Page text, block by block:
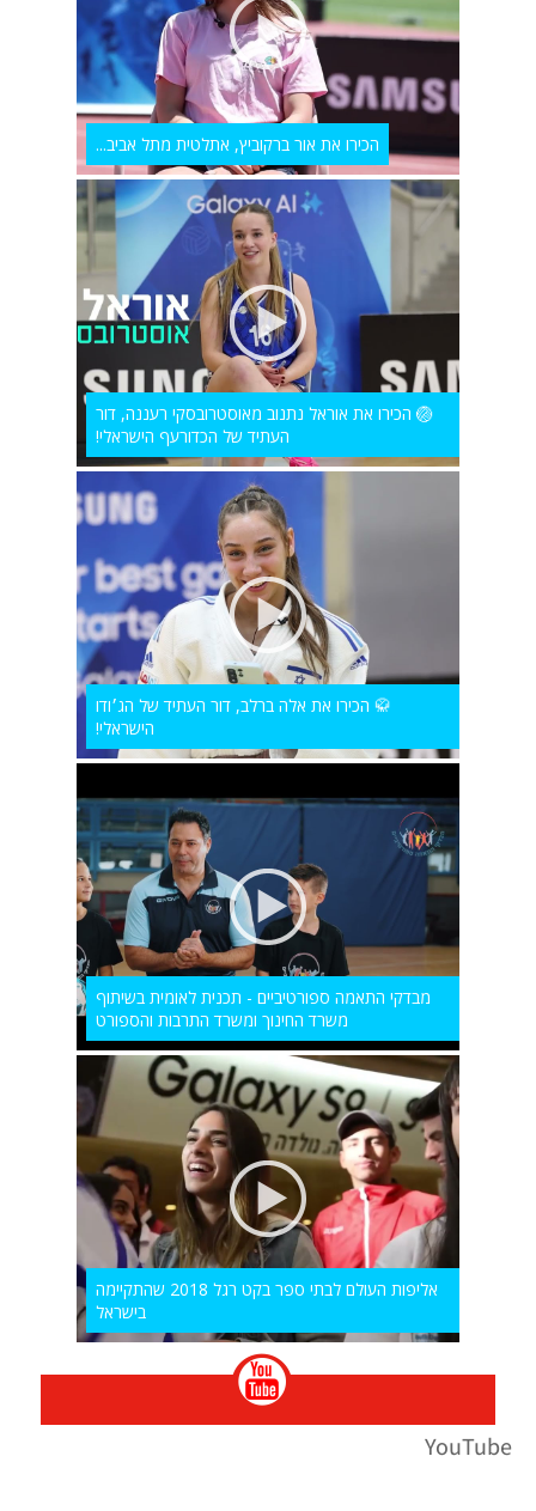
הכירו את אור ברקוביץ, אתלטית מתל אביב...
🏐 הכירו את אוראל נתנוב מאוסטרובסקי רעננה, דור
העתיד של הכדורעף הישראלי!
🥋 הכירו את אלה ברלב, דור העתיד של הג׳ודו
הישראלי!
מבדקי התאמה ספורטיביים - תכנית לאומית בשיתוף
משרד החינוך ומשרד התרבות והספורט
אליפות העולם לבתי ספר בקט רגל 2018 שהתקיימה
בישראל
YouTube